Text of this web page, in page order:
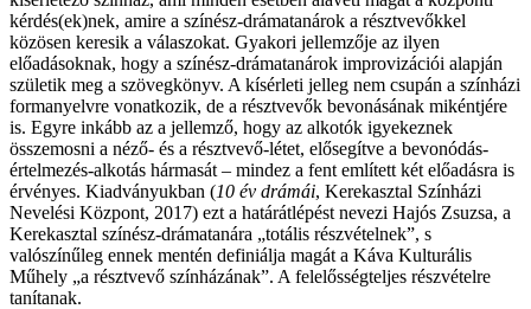
kérdés(ek)nek, amire a színész-drámatanárok a résztvevőkkel
közösen keresik a válaszokat. Gyakori jellemzője az ilyen
előadásoknak, hogy a színész-drámatanárok improvizációi alapján
születik meg a szövegkönyv. A kísérleti jelleg nem csupán a színházi
formanyelvre vonatkozik, de a résztvevők bevonásának mikéntjére
is. Egyre inkább az a jellemző, hogy az alkotók igyekeznek
összemosni a néző- és a résztvevő-létet, elősegítve a bevonódás-
értelmezés-alkotás hármasát – mindez a fent említett két előadásra is
érvényes. Kiadványukban (10 év drámái, Kerekasztal Színházi
Nevelési Központ, 2017) ezt a határátlépést nevezi Hajós Zsuzsa, a
Kerekasztal színész-drámatanára „totális részvételnek”, s
valószínűleg ennek mentén definiálja magát a Káva Kulturális
Műhely „a résztvevő színházának”. A felelősségteljes részvételre
tanítanak.